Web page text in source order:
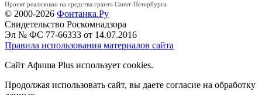
Проект реализован на средства гранта Санкт-Петербурга
© 2000-2026 Фонтанка.Ру
Свидетельство Роскомнадзора
Эл № ФС 77-66333 от 14.07.2016
Правила использования материалов сайта
Сайт Афиша Plus использует cookies.
Продолжая использовать сайт, вы даете согласие на обработку